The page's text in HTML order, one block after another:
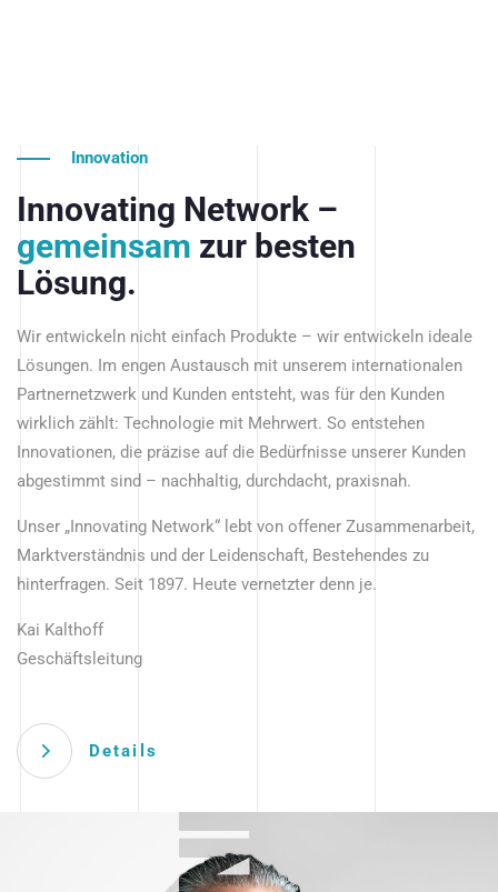
Innovation
Innovating Network –
gemeinsam zur besten
Lösung.
Wir entwickeln nicht einfach Produkte – wir entwickeln ideale
Lösungen. Im engen Austausch mit unserem internationalen
Partnernetzwerk und Kunden entsteht, was für den Kunden
wirklich zählt: Technologie mit Mehrwert. So entstehen
Innovationen, die präzise auf die Bedürfnisse unserer Kunden
abgestimmt sind – nachhaltig, durchdacht, praxisnah.
Unser „Innovating Network“ lebt von offener Zusammenarbeit,
Marktverständnis und der Leidenschaft, Bestehendes zu
hinterfragen. Seit 1897. Heute vernetzter denn je.
Kai Kalthoff
Geschäftsleitung
Details